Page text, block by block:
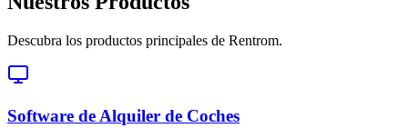
Descubra los productos principales de Rentrom.
Software de Alquiler de Coches